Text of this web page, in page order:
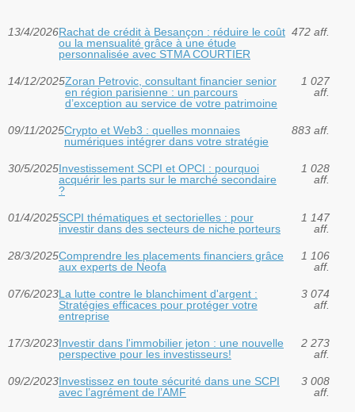
13/4/2026Rachat de crédit à Besançon : réduire le coût
ou la mensualité grâce à une étude
personnalisée avec STMA COURTIER
472 aff.
14/12/2025Zoran Petrovic, consultant financier senior
en région parisienne : un parcours
d’exception au service de votre patrimoine
1 027
aff.
09/11/2025Crypto et Web3 : quelles monnaies
numériques intégrer dans votre stratégie
883 aff.
30/5/2025Investissement SCPI et OPCI : pourquoi
acquérir les parts sur le marché secondaire
?
1 028
aff.
01/4/2025SCPI thématiques et sectorielles : pour
investir dans des secteurs de niche porteurs
1 147
aff.
28/3/2025Comprendre les placements financiers grâce
aux experts de Neofa
1 106
aff.
07/6/2023La lutte contre le blanchiment d'argent :
Stratégies efficaces pour protéger votre
entreprise
3 074
aff.
17/3/2023Investir dans l'immobilier jeton : une nouvelle
perspective pour les investisseurs!
2 273
aff.
09/2/2023Investissez en toute sécurité dans une SCPI
avec l’agrément de l’AMF
3 008
aff.